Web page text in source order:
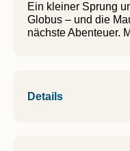
Ein kleiner Sprung
Globus – und die
nächste Abenteuer.
Details